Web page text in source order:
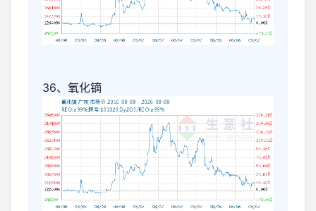
36、氧化镝